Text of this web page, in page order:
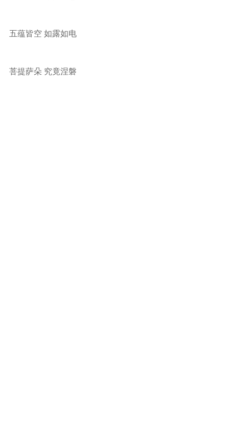
五蕴皆空 如露如电
菩提萨朵 究竟涅磐